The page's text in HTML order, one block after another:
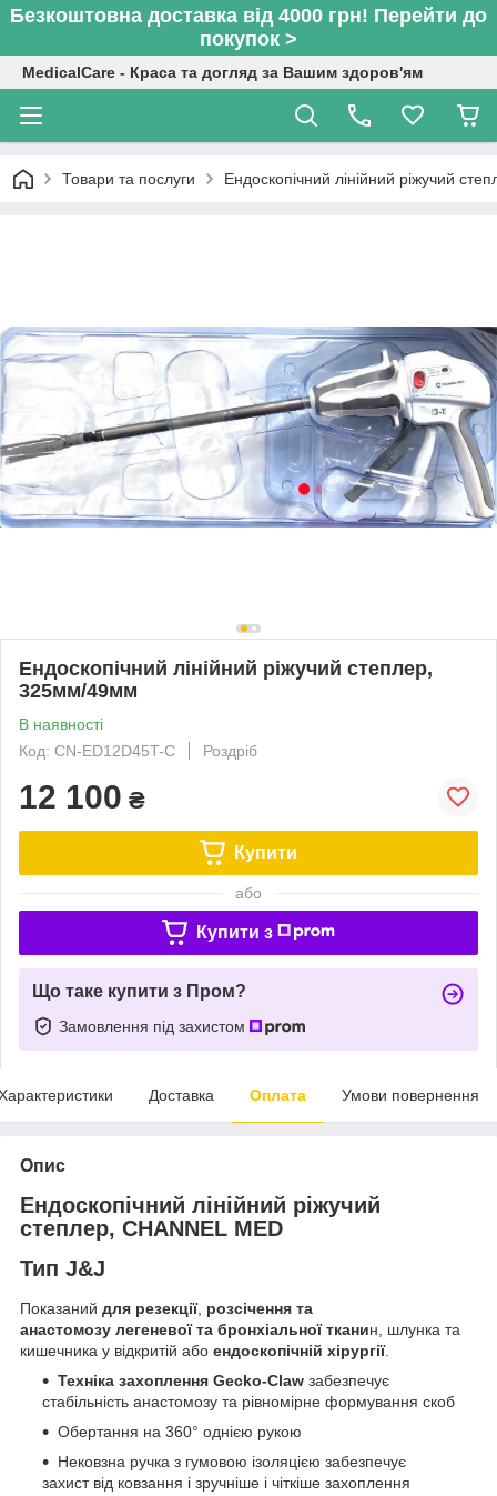
Безкоштовна доставка від 4000 грн! Перейти до
покупок >
MedicalCare - Краса та догляд за Вашим здоров'ям
Товари та послуги Ендоскопічний лінійний ріжучий
Ендоскопічний лінійний ріжучий степлер,
325мм/49мм
В наявності
Код: CN-ED12D45T-C
Роздріб
12 100 ₴
Купити
або
Купити з
Що таке купити з Пром?
Замовлення під захистом
Доставка Оплата Умови повернення
Опис
Ендоскопічний лінійний ріжучий
степлер, CHANNEL MED
Тип J&J
Показаний для резекції, розсічення та
анастомозу легеневої та бронхіальної тканин, шлунка та
кишечника у відкритій або ендоскопічній хірургії.
Техніка захоплення Gecko-Claw забезпечує
стабільність анастомозу та рівномірне формування скоб
Обертання на 360° однією рукою
Нековзна ручка з гумовою ізоляцією забезпечує
захист від ковзання і зручніше і чіткіше захоплення